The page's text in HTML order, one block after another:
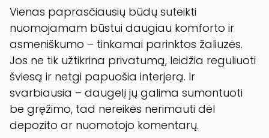
Vienas paprasčiausių būdų suteikti
nuomojamam būstui daugiau komforto ir
asmeniškumo – tinkamai parinktos žaliuzės.
Jos ne tik užtikrina privatumą, leidžia reguliuoti
šviesą ir netgi papuošia interjerą. Ir
svarbiausia – daugelį jų galima sumontuoti
be gręžimo, tad nereikės nerimauti dėl
depozito ar nuomotojo komentarų.